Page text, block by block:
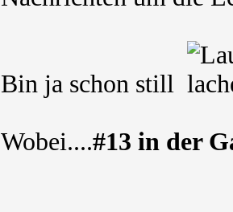
Bin ja schon still
Wobei....#13 in der